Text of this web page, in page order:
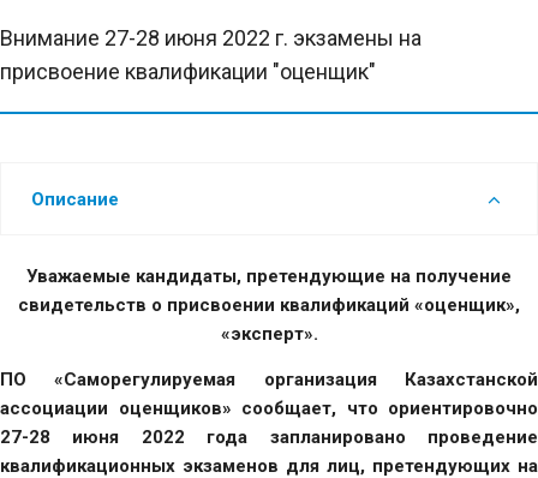
Внимание 27-28 июня 2022 г. экзамены на
присвоение квалификации "оценщик"
Описание
Уважаемые кандидаты, претендующие на получение
свидетельств о присвоении квалификаций «оценщик»,
«эксперт».
ПО «Саморегулируемая организация Казахстанской
ассоциации оценщиков» сообщает, что ориентировочно
27-28 июня 2022 года запланировано проведение
квалификационных экзаменов для лиц, претендующих на